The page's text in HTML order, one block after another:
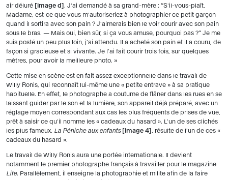
air déluré
image d
. J'ai demandé à sa grand-mère : “S'il-vous-plaît,
Madame, est-ce que vous m'autoriseriez à photographier ce petit garçon
quand il sortira avec son pain ? J'aimerais bien le voir courir avec son pain
sous le bras. — Mais oui, bien sûr, si ça vous amuse, pourquoi pas ?” Je me
suis posté un peu plus loin, j'ai attendu. Il a acheté son pain et il a couru, de
façon si gracieuse et si vivante. Je l'ai fait courir trois fois, sur quelques
mètres, pour avoir la meilleure photo. »
Cette mise en scène est en fait assez exceptionnelle dans le travail de
Willy Ronis, qui reconnaît lui-même une « petite entrave » à sa pratique
habituelle. En effet, le photographe a coutume de flâner dans les rues en se
laissant guider par le son et la lumière, son appareil déjà préparé, avec un
réglage moyen correspondant aux cas les plus fréquents de prises de vue,
prêt à saisir ce qu'il nomme les « cadeaux du hasard ». L'un de ses clichés
les plus fameux, La Péniche aux enfants image 4
, résulte de l'un de ces «
cadeaux du hasard ».
Le travail de Willy Ronis aura une portée internationale. Il devient
notamment le premier photographe français à travailler pour le magazine
Life. Parallèlement, il enseigne la photographie et milite afin de la faire